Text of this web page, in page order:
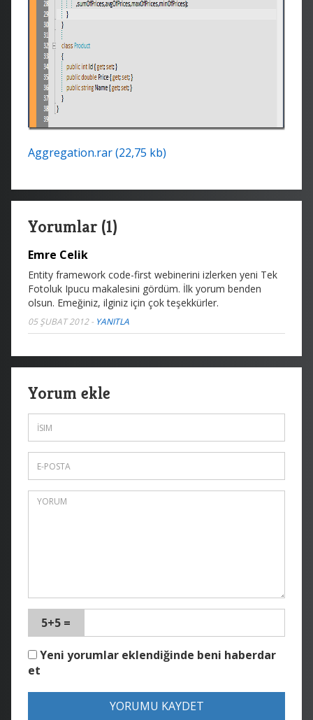
Aggregation.rar (22,75 kb)
Yorumlar (1)
Emre Celik
Entity framework code-first webinerini izlerken yeni Tek
Fotoluk Ipucu makalesini gördüm. İlk yorum benden
olsun. Emeğiniz, ilginiz için çok teşekkürler.
05 ŞUBAT 2012- YANITLA
Yorum ekle
5+5 =
Yeni yorumlar eklendiğinde beni haberdar
et